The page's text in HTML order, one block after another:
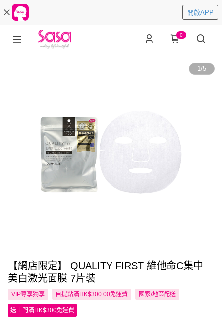
開啟APP
0
1/5
【網店限定】 QUALITY FIRST 維他命C集中
美白激光面膜 7片裝
VIP尊享獨享 自提點滿HK$300.00免運費 國家/地區配送
送上門滿HK$300免運費